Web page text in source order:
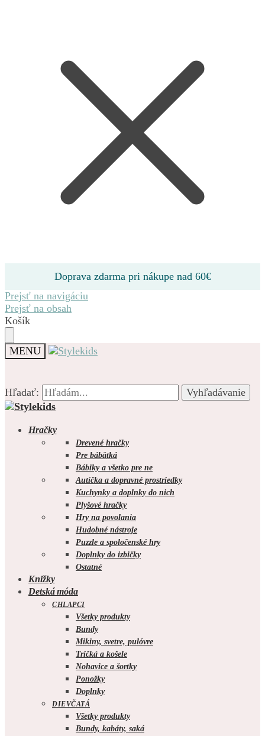
Prejsť na navigáciu
Prejsť na obsah
Košík
MENU
Hľadať: Vyhľadávanie
0.00
Hľadať: Vyhľadávanie
Hračky
Drevené hračky
Pre bábätká
Bábiky a všetko pre ne
Autíčka a dopravné prostriedky
Kuchynky a doplnky do nich
Plyšové hračky
Hry na povolania
Hudobné nástroje
Puzzle a spoločenské hry
Doplnky do izbičky
Ostatné
Knižky
Detská móda
CHLAPCI
Všetky produkty
Bundy
Mikiny, svetre, pulóvre
Tričká a košele
Nohavice a šortky
Ponožky
Doplnky
DIEVČATÁ
Všetky produkty
Bundy, kabáty, saká
Doprava zdarma pri nákupe nad 60€